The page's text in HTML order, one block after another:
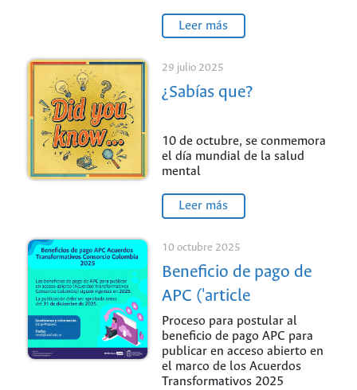
Leer más
29 julio 2025
¿Sabías que?
10 de octubre, se conmemora
el día mundial de la salud
mental
Leer más
10 octubre 2025
Beneficio de pago de
APC ('article
processing charges')
para publicar en
acceso abierto -
Proceso para postular al
beneficio de pago APC para
publicar en acceso abierto en
el marco de los Acuerdos
Transformativos 2025